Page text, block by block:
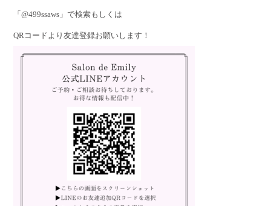
「@499ssaws」で検索もしくは
QRコードより友達登録お願いします！